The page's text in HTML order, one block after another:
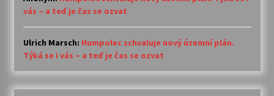
vás – a teď je čas se ozvat
Ulrich Marsch: Humpolec schvaluje nový územní plán.
Týká se i vás – a teď je čas se ozvat